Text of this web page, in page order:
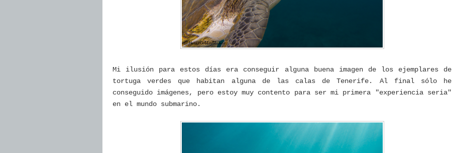
Mi ilusión para estos días era conseguir alguna buena imagen de los ejemplares de
tortuga verdes que habitan alguna de las calas de Tenerife. Al final sólo he
conseguido imágenes, pero estoy muy contento para ser mi primera "experiencia seria"
en el mundo submarino.